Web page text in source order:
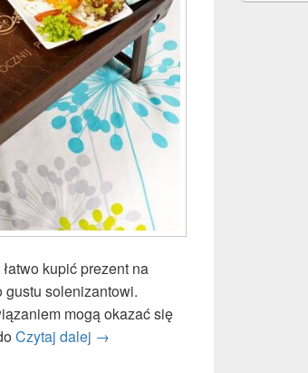
kupić prezent na
gustu solenizantowi.
mogą okazać się
Czytaj dalej Czy da się znaleźć uniwersalny
→